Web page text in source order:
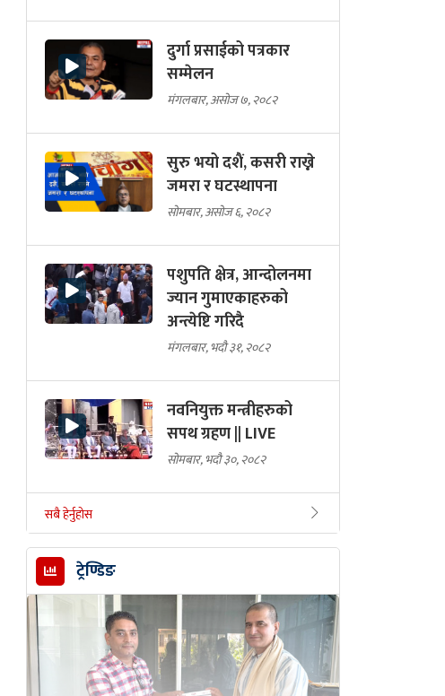
दुर्गा प्रसाईको पत्रकार
सम्मेलन
मंगलबार, असोज ७, २०८२
सुरु भयो दशैं, कसरी राख्ने
जमरा र घटस्थापना
सोमबार, असोज ६, २०८२
पशुपति क्षेत्र, आन्दोलनमा
ज्यान गुमाएकाहरुको
अन्त्येष्टि गरिदै
मंगलबार, भदौ ३१, २०८२
नवनियुक्त मन्त्रीहरुको
सपथ ग्रहण || LIVE
सोमबार, भदौ ३०, २०८२
सबै हेर्नुहोस
ट्रेण्डिङ